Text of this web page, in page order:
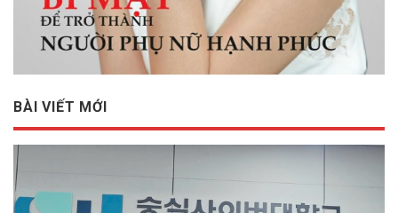
BÀI VIẾT MỚI